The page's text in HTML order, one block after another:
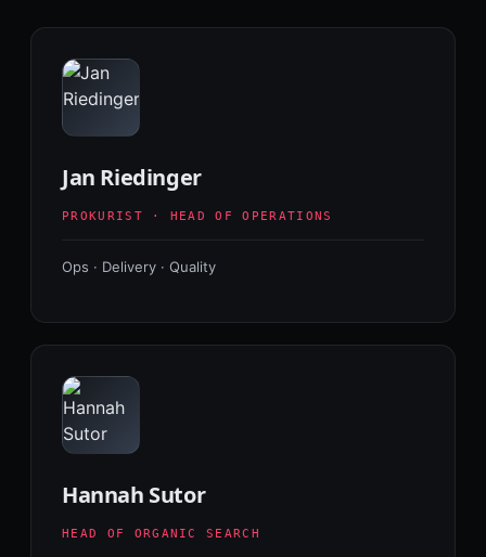
Jan Riedinger
PROKURIST · HEAD OF OPERATIONS
Ops · Delivery · Quality
Hannah Sutor
HEAD OF ORGANIC SEARCH